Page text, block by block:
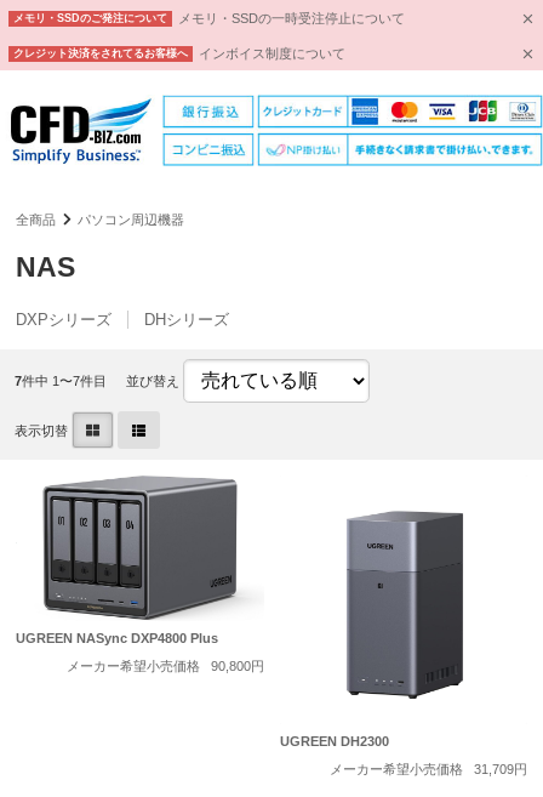
メモリ・SSDのご発注について メモリ・SSDの一時受注停止について
クレジット決済をされてるお客様へ インボイス制度について
全商品 パソコン周辺機器
NAS
DXPシリーズ DHシリーズ
7件中 1〜7件目 並び替え
表示切替
UGREEN NASync DXP4800 Plus
メーカー希望小売価格
90,800円
UGREEN DH2300
メーカー希望小売価格
31,709円